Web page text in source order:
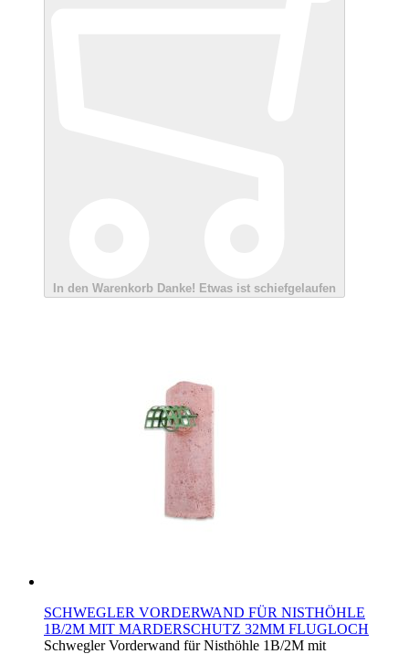
In den Warenkorb Danke! Etwas ist schiefgelaufen
SCHWEGLER VORDERWAND FÜR NISTHÖHLE
1B/2M MIT MARDERSCHUTZ 32MM FLUGLOCH
Schwegler Vorderwand für Nisthöhle 1B/2M mit